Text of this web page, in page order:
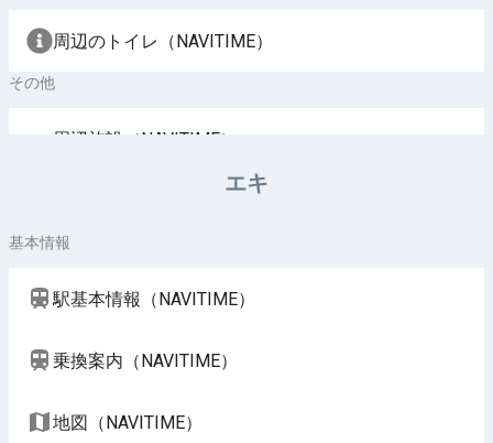
周辺のトイレ（NAVITIME）
その他
周辺施設（NAVITIME）
エキ
基本情報
駅基本情報（NAVITIME）
乗換案内（NAVITIME）
地図（NAVITIME）